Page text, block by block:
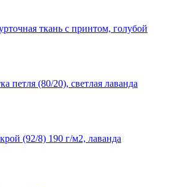
ткань с принтом, голубой
петля (80/20), светлая лаванда
(92/8) 190 г/м2, лаванда